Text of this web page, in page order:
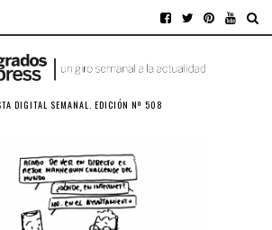
DIGITAL SEMANAL. EDICIÓN Nº 508